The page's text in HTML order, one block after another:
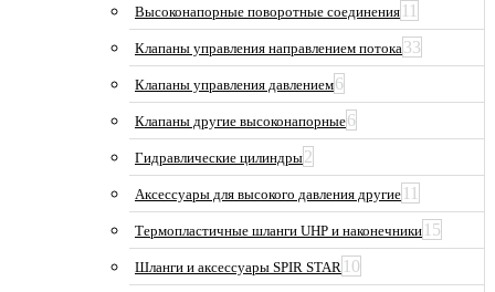
Высоконапорные поворотные соединения 11
Клапаны управления направлением потока33
Клапаны управления давлением6
Клапаны другие высоконапорные6
Гидравлические цилиндры2
Аксессуары для высокого давления другие 11
Термопластичные шланги UHP и наконечники 15
Шланги и аксессуары SPIR STAR 10